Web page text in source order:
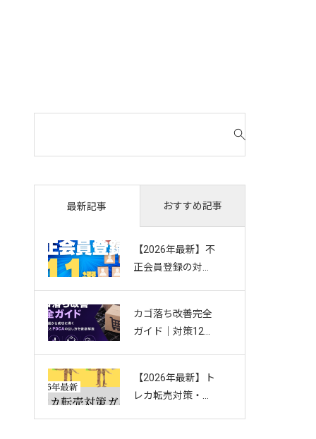
対
最新記事 おすすめ記事
【2026年最新】不
正会員登録の対策
アドを防ぐお悩み
別ガイド
カゴ落ち改善完全
ガイド｜対策12選
回し方を徹底解説
【2026年最新】ト
レカ転売対策・完